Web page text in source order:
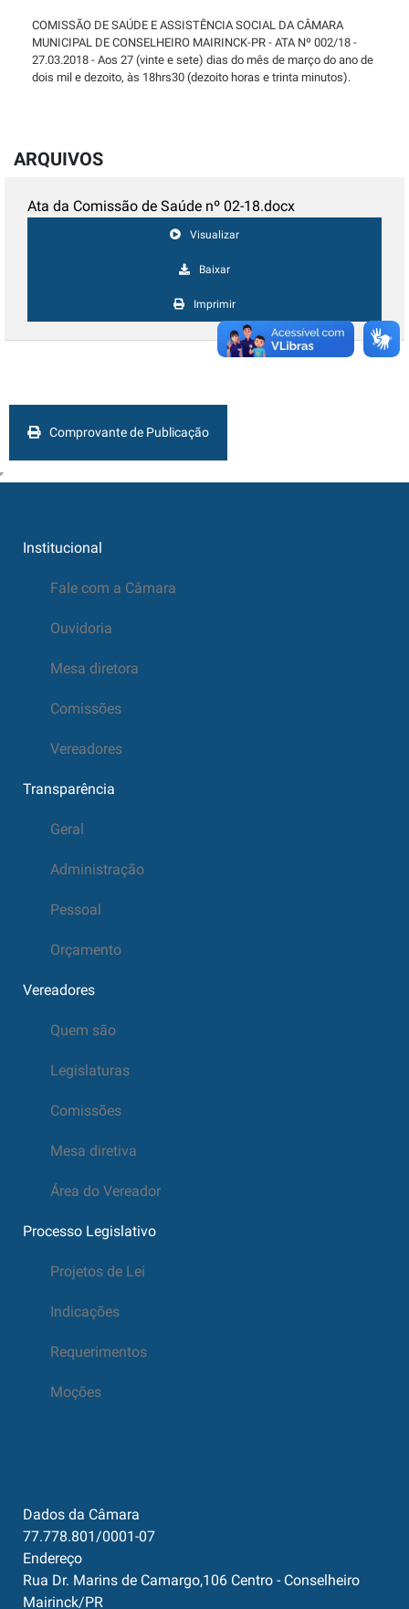
COMISSÃO DE SAÚDE E ASSISTÊNCIA SOCIAL DA CÂMARA
MUNICIPAL DE CONSELHEIRO MAIRINCK-PR - ATA Nº 002/18 -
27.03.2018 - Aos 27 (vinte e sete) dias do mês de março do ano de
dois mil e dezoito, às 18hrs30 (dezoito horas e trinta minutos).
ARQUIVOS
Ata da Comissão de Saúde nº 02-18.docx
Visualizar
Baixar
Imprimir
Comprovante de Publicação
Institucional
Fale com a Câmara
Ouvidoria
Mesa diretora
Comissões
Vereadores
Transparência
Geral
Administração
Pessoal
Orçamento
Vereadores
Quem são
Legislaturas
Comissões
Mesa diretiva
Área do Vereador
Processo Legislativo
Projetos de Lei
Indicações
Requerimentos
Moções
Dados da Câmara
77.778.801/0001-07
Endereço
Rua Dr. Marins de Camargo,106 Centro - Conselheiro
Mairinck/PR